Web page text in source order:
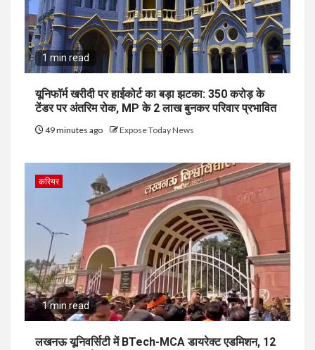
1 min read
यूनिफॉर्म खरीदी पर हाईकोर्ट का बड़ा झटका: 350 करोड़ के
टेंडर पर अंतरिम रोक, MP के 2 लाख बुनकर परिवार प्रभावित
49 minutes ago Expose Today News
करियर
1 min read
लखनऊ यूनिवर्सिटी में BTech-MCA डायरेक्ट एडमिशन, 12